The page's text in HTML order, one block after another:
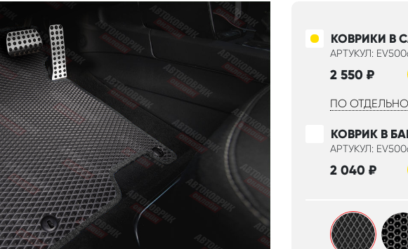
КОВРИКИ В
АРТУКУЛ:
2 550 ₽
ПО
КОВРИК В
АРТУКУЛ:
2 040 ₽